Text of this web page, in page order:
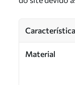
Material